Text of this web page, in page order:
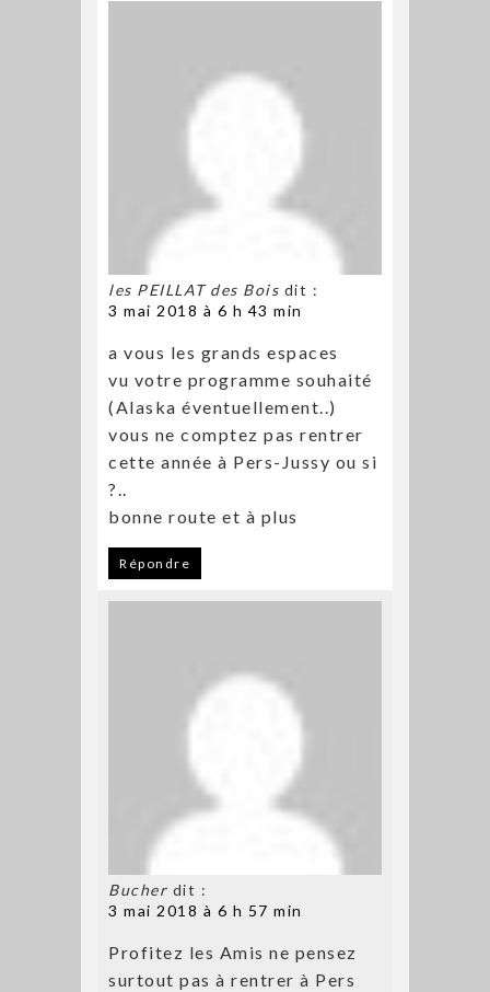
les PEILLAT des Bois dit :
3 mai 2018 à 6 h 43 min
a vous les grands espaces
vu votre programme souhaité
(Alaska éventuellement..)
vous ne comptez pas rentrer
cette année à Pers-Jussy ou si
?..
bonne route et à plus
Répondre
Bucher dit :
3 mai 2018 à 6 h 57 min
Profitez les Amis ne pensez
surtout pas à rentrer à Pers